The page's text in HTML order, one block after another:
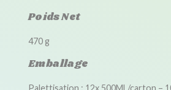
Poids Net
470 g
Emballage
Palettisation : 12x 500ML/carton –